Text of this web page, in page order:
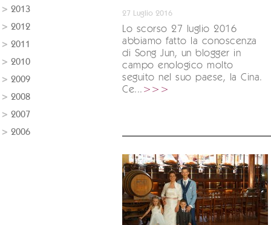
2013
2012
2011
2010
2009
2008
2007
2006
27 Luglio 2016
Lo scorso 27 luglio 2016
abbiamo fatto la conoscenza
di Song Jun, un blogger in
campo enologico molto
seguito nel suo paese, la Cina.
Ce... >>>